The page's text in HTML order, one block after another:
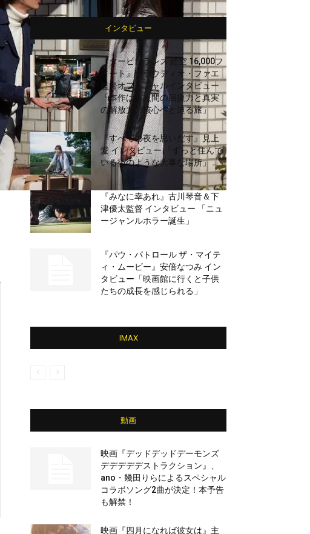
インタビュー
『タービュランス 絶空 16,000フ
ィート』クラウディオ・ファエ
監督オフィシャルインタビュー
「本作は、人間の回復力と真実
の解放力の核心へと迫る旅」
『すべての夜を思いだす』見上
愛 インタビュー 「ずっと住んで
いる街のような大事な場所」
『みなに幸あれ』古川琴音＆下
津優太監督 インタビュー 「ニュ
ージャンルホラー誕生」
『パウ・パトロール ザ・マイテ
ィ・ムービー』安倍なつみ イン
タビュー「映画館に行くと子供
たちの成長を感じられる」
IMAX
動画
映画『デッドデッドデーモンズ
デデデデデストラクション』、
ano・幾田りらによるスペシャル
コラボソング2曲が決定！本予告
も解禁！
映画『四月になれば彼女は』主